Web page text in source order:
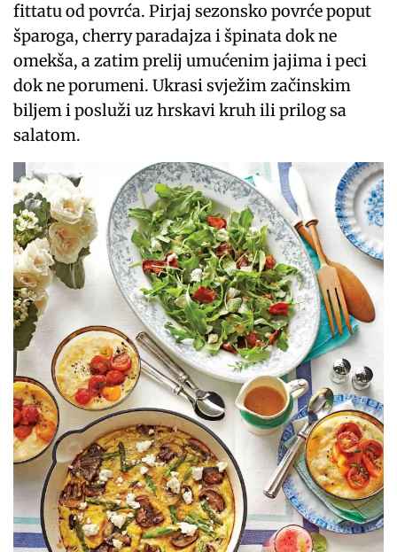
fittatu od povrća. Pirjaj sezonsko povrće poput
šparoga, cherry paradajza i špinata dok ne
omekša, a zatim prelij umućenim jajima i peci
dok ne porumeni. Ukrasi svježim začinskim
biljem i posluži uz hrskavi kruh ili prilog sa
salatom.